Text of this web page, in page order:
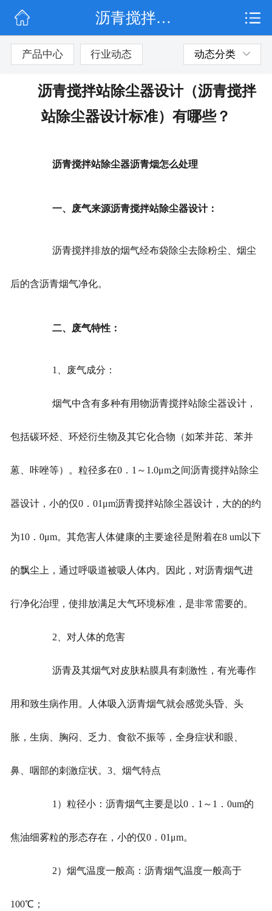
公司简介
产品展示
沥青搅拌站除尘器设计（沥青搅拌站除尘器设计标准）有哪些？
产品中心 行业动态 动态分类
沥青搅拌站除尘器设计（沥青搅拌
站除尘器设计标准）有哪些？
沥青搅拌站除尘器沥青烟怎么处理
一、废气来源沥青搅拌站除尘器设计：
沥青搅拌排放的烟气经布袋除尘去除粉尘、烟尘
后的含沥青烟气净化。
二、废气特性：
1、废气成分：
烟气中含有多种有用物沥青搅拌站除尘器设计，
包括碳环烃、环烃衍生物及其它化合物（如苯并芘、苯并
蒽、咔唑等）。粒径多在0．1～1.0μm之间沥青搅拌站除尘
器设计，小的仅0．01μm沥青搅拌站除尘器设计，大的的约
为10．0μm。其危害人体健康的主要途径是附着在8 um以下
的飘尘上，通过呼吸道被吸人体内。因此，对沥青烟气进
行净化治理，使排放满足大气环境标准，是非常需要的。
2、对人体的危害
沥青及其烟气对皮肤粘膜具有刺激性，有光毒作
用和致生病作用。人体吸入沥青烟气就会感觉头昏、头
胀，生病、胸闷、乏力、食欲不振等，全身症状和眼、
鼻、咽部的刺激症状。3、烟气特点
1）粒径小：沥青烟气主要是以0．1～1．0um的
焦油细雾粒的形态存在，小的仅0．01μm。
2）烟气温度一般高：沥青烟气温度一般高于
100℃；